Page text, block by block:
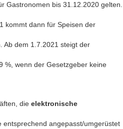
Gastronomen bis 31.12.2020 gelten.
kommt dann für Speisen der
Ab dem 1.7.2021 steigt der
%, wenn der Gesetzgeber keine
die elektronische
entsprechend angepasst/umgerüstet